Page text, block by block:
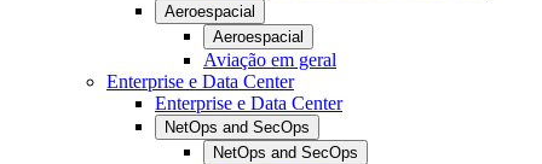
Aeroespacial
Aeroespacial
Aviação em geral
Enterprise e Data Center
Enterprise e Data Center
NetOps and SecOps
NetOps and SecOps